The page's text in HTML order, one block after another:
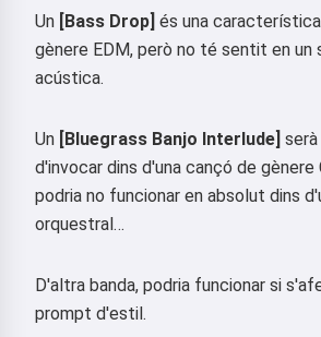
Un [Bass Drop] és una
gènere EDM, però no té sentit en un
acústica.
Un [Bluegrass Banjo Interlude]
d'invocar dins d'una cançó de gènere
podria no funcionar en absolut dins
orquestral…
D'altra banda, podria funcionar si
prompt d'estil.